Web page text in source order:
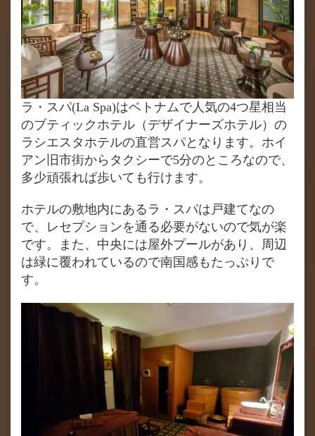
ラ・スパ(La Spa)はベトナムで人気の4つ星相当
のブティックホテル（デザイナーズホテル）の
ラシエスタホテルの直営スパとなります。ホイ
アン旧市街からタクシーで5分のところなので、
多少頑張れば歩いても行けます。
ホテルの敷地内にあるラ・スパは戸建てなの
で、レセプションを通る必要がないので気が楽
です。また、中央には屋外プールがあり、周辺
は緑に覆われているので南国感もたっぷりで
す。